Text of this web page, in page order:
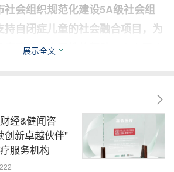
社会组织规范化建设5A级社会组
持自闭症儿童的社会融合项目，为
家庭带来实质性的帮助。
展示全文
经&健闻咨
创新卓越伙伴"
服务机构